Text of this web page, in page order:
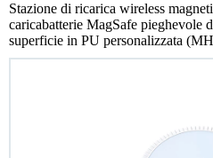
Stazione di ricarica wireless
caricabatterie MagSafe pieghevole
superficie in PU personalizzata